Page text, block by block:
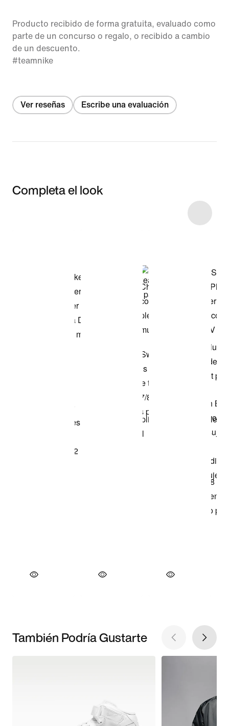
Producto recibido de forma gratuita, evaluado como
parte de un concurso o regalo, o recibido a cambio
de un descuento.
#teamnike
Ver reseñas Escribe una evaluación
Completa el look
También Podría Gustarte